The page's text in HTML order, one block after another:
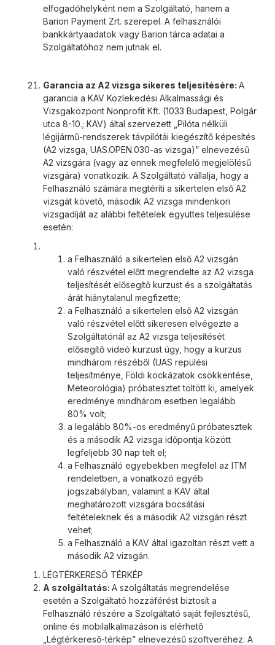
elfogadóhelyként nem a Szolgáltató, hanem a
Barion Payment Zrt. szerepel. A felhasználói
bankkártyaadatok vagy Barion tárca adatai a
Szolgáltatóhoz nem jutnak el.
Garancia az A2 vizsga sikeres teljesítésére: A
garancia a KAV Közlekedési Alkalmassági és
Vizsgaközpont Nonprofit Kft. (1033 Budapest, Polgár
utca 8-10.; KAV) által szervezett „Pilóta nélküli
légijármű-rendszerek távpilótái kiegészítő képesítés
(A2 vizsga, UAS.OPEN.030-as vizsga)” elnevezésű
A2 vizsgára (vagy az ennek megfelelő megjelölésű
vizsgára) vonatkozik. A Szolgáltató vállalja, hogy a
Felhasználó számára megtéríti a sikertelen első A2
vizsgát követő, második A2 vizsga mindenkori
vizsgadíját az alábbi feltételek együttes teljesülése
esetén:
a Felhasználó a sikertelen első A2 vizsgán
való részvétel előtt megrendelte az A2 vizsga
teljesítését elősegítő kurzust és a szolgáltatás
árát hiánytalanul megfizette;
a Felhasználó a sikertelen első A2 vizsgán
való részvétel előtt sikeresen elvégezte a
Szolgáltatónál az A2 vizsga teljesítését
elősegítő videó kurzust úgy, hogy a kurzus
mindhárom részéből (UAS repülési
teljesítménye, Földi kockázatok csökkentése,
Meteorológia) próbatesztet töltött ki, amelyek
eredménye mindhárom esetben legalább
80% volt;
a legalább 80%-os eredményű próbatesztek
és a második A2 vizsga időpontja között
legfeljebb 30 nap telt el;
a Felhasználó egyebekben megfelel az ITM
rendeletben, a vonatkozó egyéb
jogszabályban, valamint a KAV által
meghatározott vizsgára bocsátási
feltételeknek és a második A2 vizsgán részt
vehet;
a Felhasználó a KAV által igazoltan részt vett a
második A2 vizsgán.
LÉGTÉRKERESŐ TÉRKÉP
A szolgáltatás: A szolgáltatás megrendelése
esetén a Szolgáltató hozzáférést biztosít a
Felhasználó részére a Szolgáltató saját fejlesztésű,
online és mobilalkalmazáson is elérhető
„Légtérkereső-térkép” elnevezésű szoftveréhez. A